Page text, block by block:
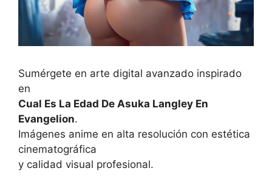
Sumérgete en arte digital avanzado inspirado
en
Cual Es La Edad De Asuka Langley En
Evangelion.
Imágenes anime en alta resolución con estética
cinematográfica
y calidad visual profesional.